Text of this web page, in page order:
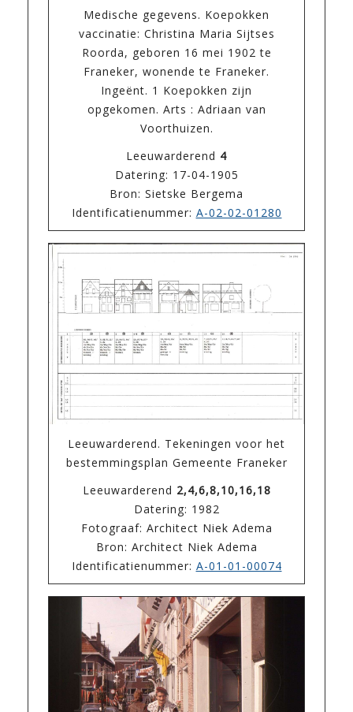
Medische gegevens. Koepokken
vaccinatie: Christina Maria Sijtses
Roorda, geboren 16 mei 1902 te
Franeker, wonende te Franeker.
Ingeënt. 1 Koepokken zijn
opgekomen. Arts : Adriaan van
Voorthuizen.
Leeuwarderend 4
Datering: 17-04-1905
Bron: Sietske Bergema
Identificatienummer: A-02-02-01280
Leeuwarderend. Tekeningen voor het
bestemmingsplan Gemeente Franeker
Leeuwarderend 2,4,6,8,10,16,18
Datering: 1982
Fotograaf: Architect Niek Adema
Bron: Architect Niek Adema
Identificatienummer: A-01-01-00074